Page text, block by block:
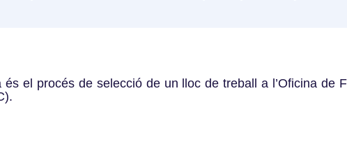
és el procés de selecció de un lloc de treball a l’Oficina de